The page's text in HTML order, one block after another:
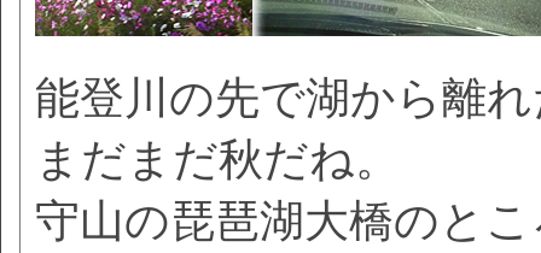
能登川の先で湖から離
まだまだ秋だね。
守山の琵琶湖大橋のと